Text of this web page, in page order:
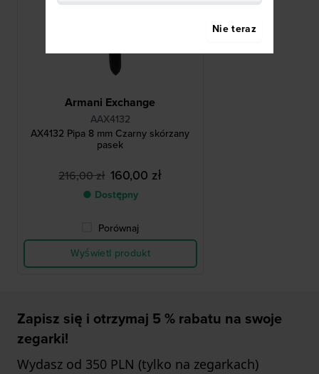
Armani Exchange
AAX4132
AX4132 Pipa 8 mm Czarny skórzany
pasek
216,00 zł 160,00 zł
● Dostępny
Porównaj
Wyświetl produkt
Zapisz się i otrzymaj 5 % rabatu na swoje
zegarki!
Wydasz od 350 PLN (tylko na zegarkach)
Nie teraz